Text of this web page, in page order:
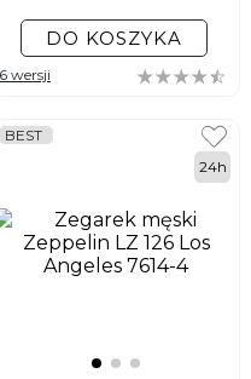
DO KOSZYKA
6 wersji
BEST
24h